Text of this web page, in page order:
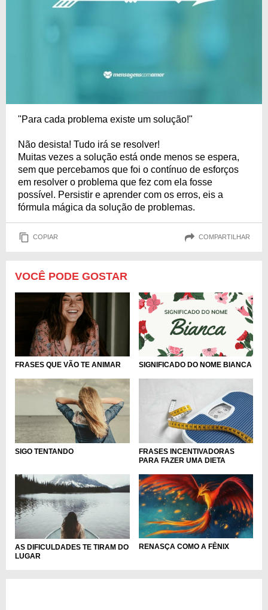
"Para cada problema existe um solução!"
Não desista! Tudo irá se resolver!
Muitas vezes a solução está onde menos se espera,
sem que percebamos que foi o contínuo de esforços
em resolver o problema que fez com ela fosse
possível. Persistir e aprender com os erros, eis a
fórmula mágica da solução de problemas.
COPIAR COMPARTILHAR
VOCÊ PODE GOSTAR
FRASES QUE VÃO TE ANIMAR SIGNIFICADO DO NOME BIANCA
SIGO TENTANDO
FRASES INCENTIVADORAS
PARA FAZER UMA DIETA
AS DIFICULDADES TE TIRAM DO
LUGAR
RENASÇA COMO A FÊNIX